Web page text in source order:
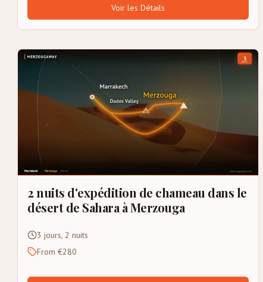
Voir les Détails
2 nuits d'expédition de chameau dans le
désert de Sahara à Merzouga
3 jours, 2 nuits
From €280